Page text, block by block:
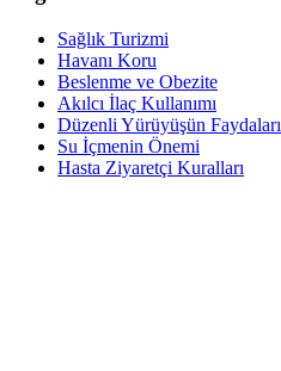
Sağlık Turizmi
Havanı Koru
Beslenme ve Obezite
Akılcı İlaç Kullanımı
Düzenli Yürüyüşün Faydaları
Su İçmenin Önemi
Hasta Ziyaretçi Kuralları